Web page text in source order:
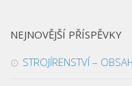
NEJNOVĚJŠÍ PŘÍSPĚVKY
STROJÍRENSTVÍ –